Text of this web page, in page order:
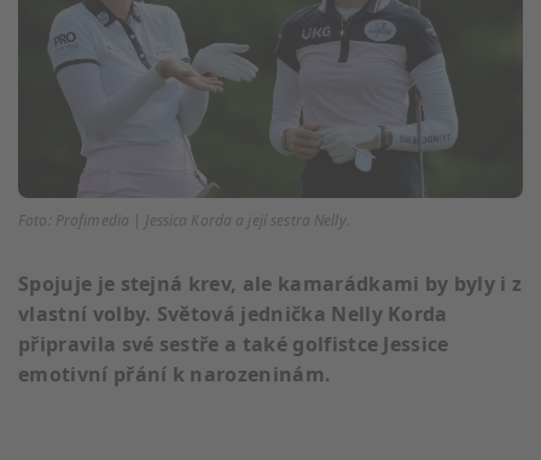
Foto: Profimedia | Jessica Korda a její sestra Nelly.
Spojuje je stejná krev, ale kamarádkami by byly i z
vlastní volby. Světová jednička Nelly Korda
připravila své sestře a také golfistce Jessice
emotivní přání k narozeninám.